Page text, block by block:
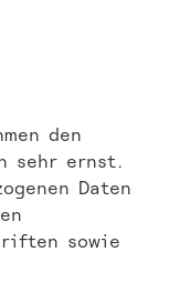
den
sehr ernst.
Daten
sowie